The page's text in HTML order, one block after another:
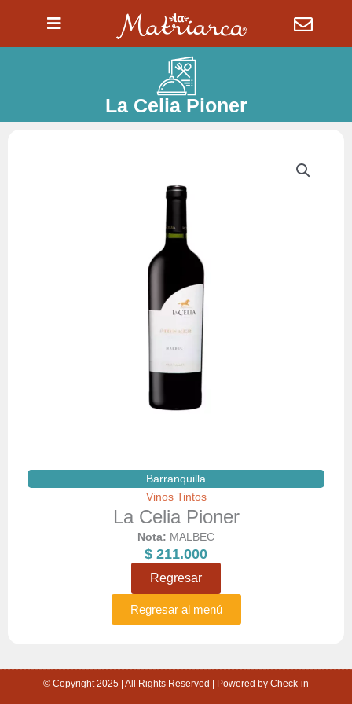
La Celia Pioner
Barranquilla
Vinos Tintos
La Celia Pioner
Nota: MALBEC
$ 211.000
Regresar
Regresar al menú
© Copyright 2025 | All Rights Reserved | Powered by Check-in